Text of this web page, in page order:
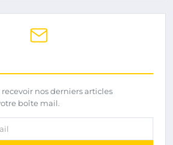
nos derniers articles
boîte mail.